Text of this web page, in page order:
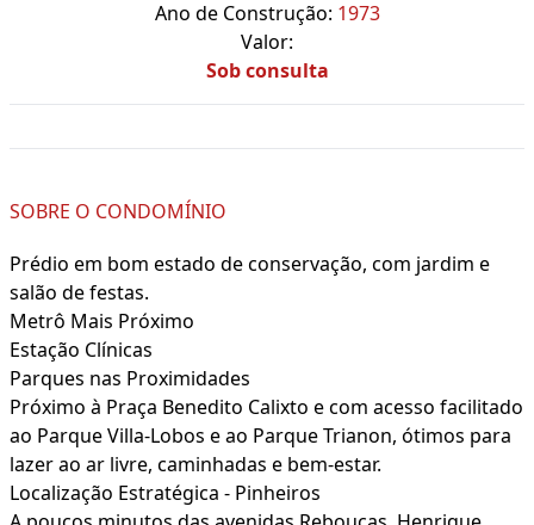
Ano de Construção: 1973
Valor:
Sob consulta
SOBRE O CONDOMÍNIO
Prédio em bom estado de conservação, com jardim e
salão de festas.
Metrô Mais Próximo
Estação Clínicas
Parques nas Proximidades
Próximo à Praça Benedito Calixto e com acesso facilitado
ao Parque Villa-Lobos e ao Parque Trianon, ótimos para
lazer ao ar livre, caminhadas e bem-estar.
Localização Estratégica - Pinheiros